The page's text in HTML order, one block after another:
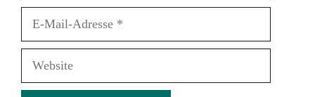
Website